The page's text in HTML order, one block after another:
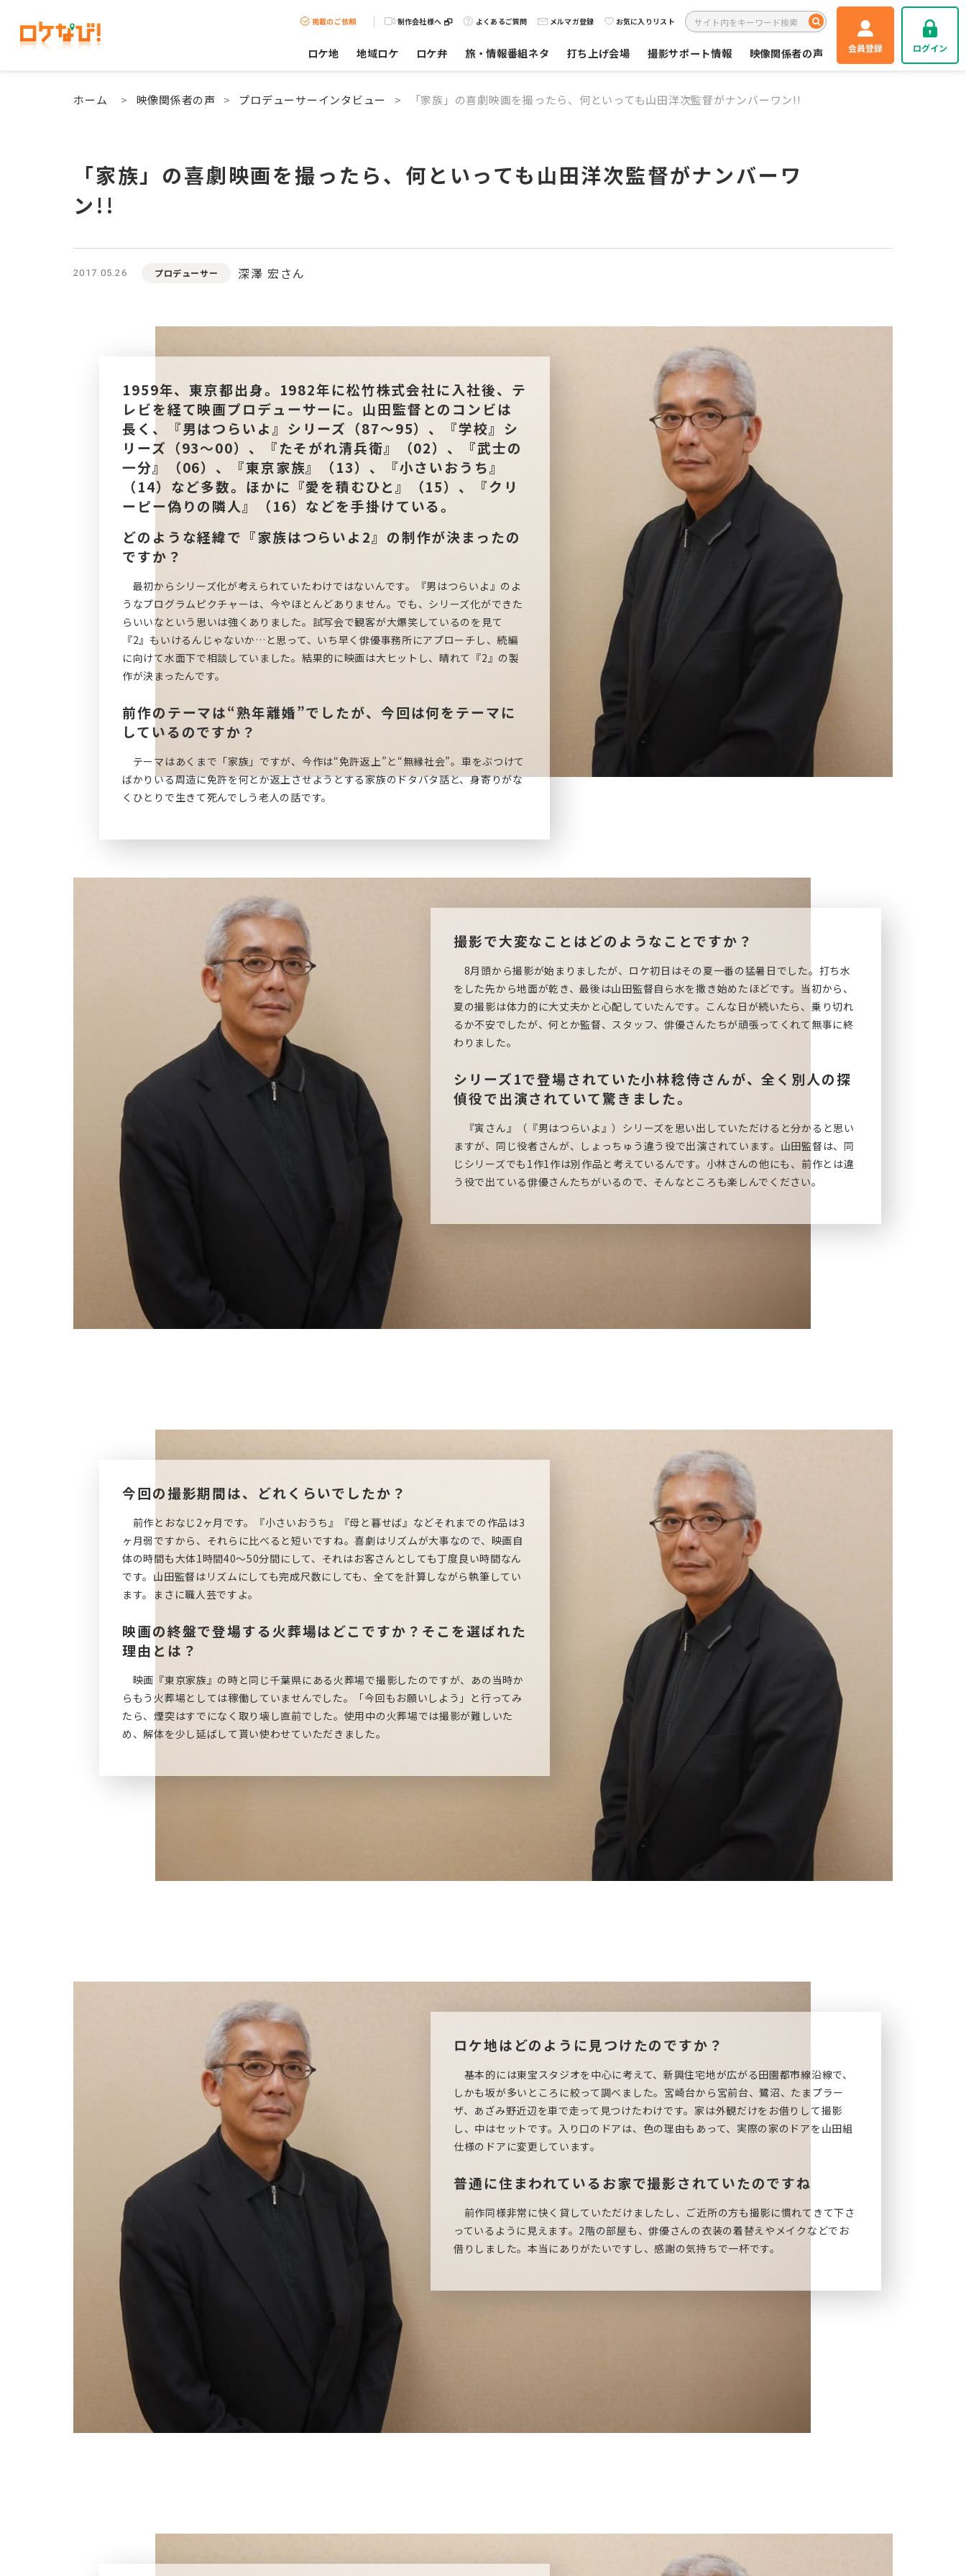
掲載のご依頼 制作会社様へ よくあるご質問 メルマガ登録 お気に入りリスト
ロケ地 地域ロケ ロケ弁 旅・情報番組ネタ 打ち上げ会場 撮影サポート情報 映像関係者の声 会員登録 ログイン
ホーム > 映像関係者の声 > プロデューサーインタビュー > 「家族」の喜劇映画を撮ったら、何といっても山田洋次監督がナンバーワン!!
「家族」の喜劇映画を撮ったら、何といっても山田洋次監督がナンバーワ
ン!!
2017.05.26 プロデューサー 深澤 宏さん
1959年、東京都出身。1982年に松竹株式会社に入社後、テ
レビを経て映画プロデューサーに。山田監督とのコンビは
長く、『男はつらいよ』シリーズ（87～95）、『学校』シ
リーズ（93～00）、『たそがれ清兵衛』（02）、『武士の
一分』（06）、『東京家族』（13）、『小さいおうち』
（14）など多数。ほかに『愛を積むひと』（15）、『クリ
ーピー偽りの隣人』（16）などを手掛けている。
どのような経緯で『家族はつらいよ2』の制作が決まったの
ですか？
最初からシリーズ化が考えられていたわけではないんです。『男はつらいよ』のよ
うなプログラムピクチャーは、今やほとんどありません。でも、シリーズ化ができた
らいいなという思いは強くありました。試写会で観客が大爆笑しているのを見て
『2』もいけるんじゃないか…と思って、いち早く俳優事務所にアプローチし、続編
に向けて水面下で相談していました。結果的に映画は大ヒットし、晴れて『2』の製
作が決まったんです。
前作のテーマは“熟年離婚”でしたが、今回は何をテーマに
しているのですか？
テーマはあくまで「家族」ですが、今作は“免許返上”と“無縁社会”。車をぶつけて
ばかりいる周造に免許を何とか返上させようとする家族のドタバタ話と、身寄りがな
くひとりで生きて死んでしう老人の話です。
撮影で大変なことはどのようなことですか？
8月頭から撮影が始まりましたが、ロケ初日はその夏一番の猛暑日でした。打ち水
をした先から地面が乾き、最後は山田監督自ら水を撒き始めたほどです。当初から、
夏の撮影は体力的に大丈夫かと心配していたんです。こんな日が続いたら、乗り切れ
るか不安でしたが、何とか監督、スタッフ、俳優さんたちが頑張ってくれて無事に終
わりました。
シリーズ1で登場されていた小林稔侍さんが、全く別人の探
偵役で出演されていて驚きました。
『寅さん』（『男はつらいよ』）シリーズを思い出していただけると分かると思い
ますが、同じ役者さんが、しょっちゅう違う役で出演されています。山田監督は、同
じシリーズでも1作1作は別作品と考えているんです。小林さんの他にも、前作とは違
う役で出ている俳優さんたちがいるので、そんなところも楽しんでください。
今回の撮影期間は、どれくらいでしたか？
前作とおなじ2ヶ月です。『小さいおうち』『母と暮せば』などそれまでの作品は3
ヶ月弱ですから、それらに比べると短いですね。喜劇はリズムが大事なので、映画自
体の時間も大体1時間40～50分間にして、それはお客さんとしても丁度良い時間なん
です。山田監督はリズムにしても完成尺数にしても、全てを計算しながら執筆してい
ます。まさに職人芸ですよ。
映画の終盤で登場する火葬場はどこですか？そこを選ばれた
理由とは？
映画『東京家族』の時と同じ千葉県にある火葬場で撮影したのですが、あの当時か
らもう火葬場としては稼働していませんでした。「今回もお願いしよう」と行ってみ
たら、煙突はすでになく取り壊し直前でした。使用中の火葬場では撮影が難しいた
め、解体を少し延ばして貰い使わせていただきました。
ロケ地はどのように見つけたのですか？
基本的には東宝スタジオを中心に考えて、新興住宅地が広がる田園都市線沿線で、
しかも坂が多いところに絞って調べました。宮崎台から宮前台、鷺沼、たまプラー
ザ、あざみ野近辺を車で走って見つけたわけです。家は外観だけをお借りして撮影
し、中はセットです。入り口のドアは、色の理由もあって、実際の家のドアを山田組
仕様のドアに変更しています。
普通に住まわれているお家で撮影されていたのですね
前作同様非常に快く貸していただけましたし、ご近所の方も撮影に慣れてきて下さ
っているように見えます。2階の部屋も、俳優さんの衣装の着替えやメイクなどでお
借りしました。本当にありがたいですし、感謝の気持ちで一杯です。